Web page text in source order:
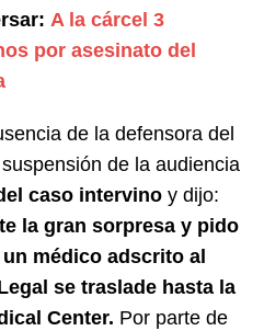
A la cárcel 3
por asesinato del
de la defensora del
de la audiencia
caso intervino y dijo:
la gran sorpresa y pido
médico adscrito al
se traslade hasta la
Center. Por parte de